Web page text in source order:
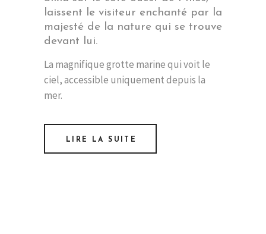
laissent le visiteur enchanté par la
majesté de la nature qui se trouve
devant lui.
La magnifique grotte marine qui voit le
ciel, accessible uniquement depuis la
mer.
LIRE LA SUITE